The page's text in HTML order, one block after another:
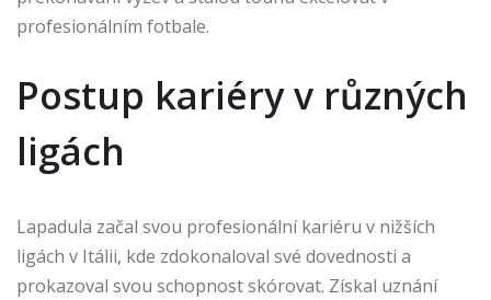
profesionálním fotbale.
Postup kariéry v různých
ligách
Lapadula začal svou profesionální kariéru v nižších
ligách v Itálii, kde zdokonaloval své dovednosti a
prokazoval svou schopnost skórovat. Získal uznání